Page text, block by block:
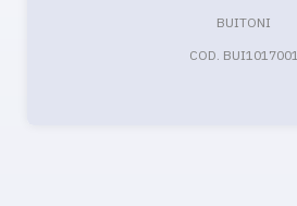
BUITONI
COD. BUI1017001